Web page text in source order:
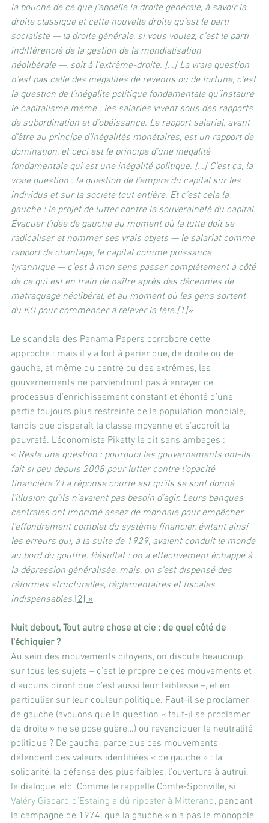
la bouche de ce que j’appelle la droite générale, à savoir la
droite classique et cette nouvelle droite qu’est le parti
socialiste — la droite générale, si vous voulez, c’est le parti
indifférencié de la gestion de la mondialisation
néolibérale —, soit à l’extrême-droite. […] La vraie question
n’est pas celle des inégalités de revenus ou de fortune, c’est
la question de l’inégalité politique fondamentale qu’instaure
le capitalisme même : les salariés vivent sous des rapports
de subordination et d’obéissance. Le rapport salarial, avant
d’être au principe d’inégalités monétaires, est un rapport de
domination, et ceci est le principe d’une inégalité
fondamentale qui est une inégalité politique. […] C’est ça, la
vraie question : la question de l’empire du capital sur les
individus et sur la société tout entière. Et c’est cela la
gauche : le projet de lutter contre la souveraineté du capital.
Évacuer l’idée de gauche au moment où la lutte doit se
radicaliser et nommer ses vrais objets — le salariat comme
rapport de chantage, le capital comme puissance
tyrannique — c’est à mon sens passer complètement à côté
de ce qui est en train de naître après des décennies de
matraquage néolibéral, et au moment où les gens sortent
du KO pour commencer à relever la tête.[1]»
Le scandale des Panama Papers corrobore cette
approche : mais il y a fort à parier que, de droite ou de
gauche, et même du centre ou des extrêmes, les
gouvernements ne parviendront pas à enrayer ce
processus d’enrichissement constant et éhonté d’une
partie toujours plus restreinte de la population mondiale,
tandis que disparaît la classe moyenne et s’accroît la
pauvreté. L’économiste Piketty le dit sans ambages :
« Reste une question : pourquoi les gouvernements ont-ils
fait si peu depuis 2008 pour lutter contre l’opacité
financière ? La réponse courte est qu’ils se sont donné
l’illusion qu’ils n’avaient pas besoin d’agir. Leurs banques
centrales ont imprimé assez de monnaie pour empêcher
l’effondrement complet du système financier, évitant ainsi
les erreurs qui, à la suite de 1929, avaient conduit le monde
au bord du gouffre. Résultat : on a effectivement échappé à
la dépression généralisée, mais, on s’est dispensé des
réformes structurelles, réglementaires et fiscales
indispensables.[2] »
Nuit debout, Tout autre chose et cie ; de quel côté de
l’échiquier ?
Au sein des mouvements citoyens, on discute beaucoup,
sur tous les sujets – c’est le propre de ces mouvements et
d’aucuns diront que c’est aussi leur faiblesse –, et en
particulier sur leur couleur politique. Faut-il se proclamer
de gauche (avouons que la question « faut-il se proclamer
de droite » ne se pose guère…) ou revendiquer la neutralité
politique ? De gauche, parce que ces mouvements
défendent des valeurs identifiées « de gauche » : la
solidarité, la défense des plus faibles, l’ouverture à autrui,
le dialogue, etc. Comme le rappelle Comte-Sponville, si
Valéry Giscard d’Estaing a dû riposter à Mitterand, pendant
la campagne de 1974, que la gauche « n’a pas le monopole